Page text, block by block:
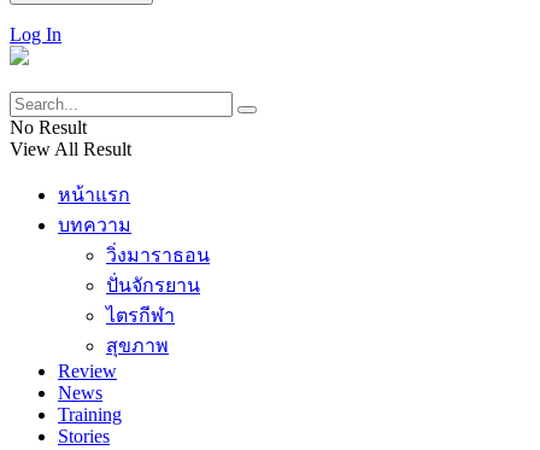
Log In
No Result
View All Result
หน้าแรก
บทความ
วิ่งมาราธอน
ปั่นจักรยาน
ไตรกีฬา
สุขภาพ
Review
News
Training
Stories